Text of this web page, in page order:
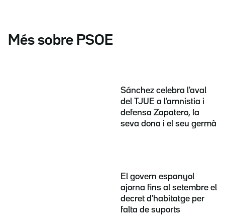
Més sobre PSOE
Sánchez celebra l'aval
del TJUE a l'amnistia i
defensa Zapatero, la
seva dona i el seu germà
El govern espanyol
ajorna fins al setembre el
decret d'habitatge per
falta de suports